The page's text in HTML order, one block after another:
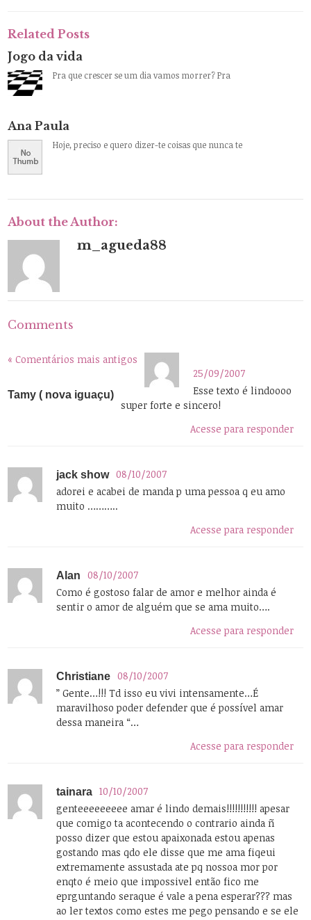
Related Posts
Jogo da vida
Pra que crescer se um dia vamos morrer? Pra
Ana Paula
Hoje, preciso e quero dizer-te coisas que nunca te
About the Author:
m_agueda88
Comments
« Comentários mais antigos
Tamy ( nova iguaçu)
25/09/2007
Esse texto é lindoooo
super forte e sincero!
Acesse para responder
jack show 08/10/2007
adorei e acabei de manda p uma pessoa q eu amo
muito ………..
Acesse para responder
Alan
08/10/2007
Como é gostoso falar de amor e melhor ainda é
sentir o amor de alguém que se ama muito….
Acesse para responder
Christiane
08/10/2007
” Gente…!!! Td isso eu vivi intensamente…É
maravilhoso poder defender que é possível amar
dessa maneira “…
Acesse para responder
tainara
10/10/2007
genteeeeeeeee amar é lindo demais!!!!!!!!!!! apesar
que comigo ta acontecendo o contrario ainda ñ
posso dizer que estou apaixonada estou apenas
gostando mas qdo ele disse que me ama fiqeui
extremamente assustada ate pq nossoa mor por
enqto é meio que impossivel então fico me
eprguntando seraque é vale a pena esperar??? mas
ao ler textos como estes me pego pensando e se ele